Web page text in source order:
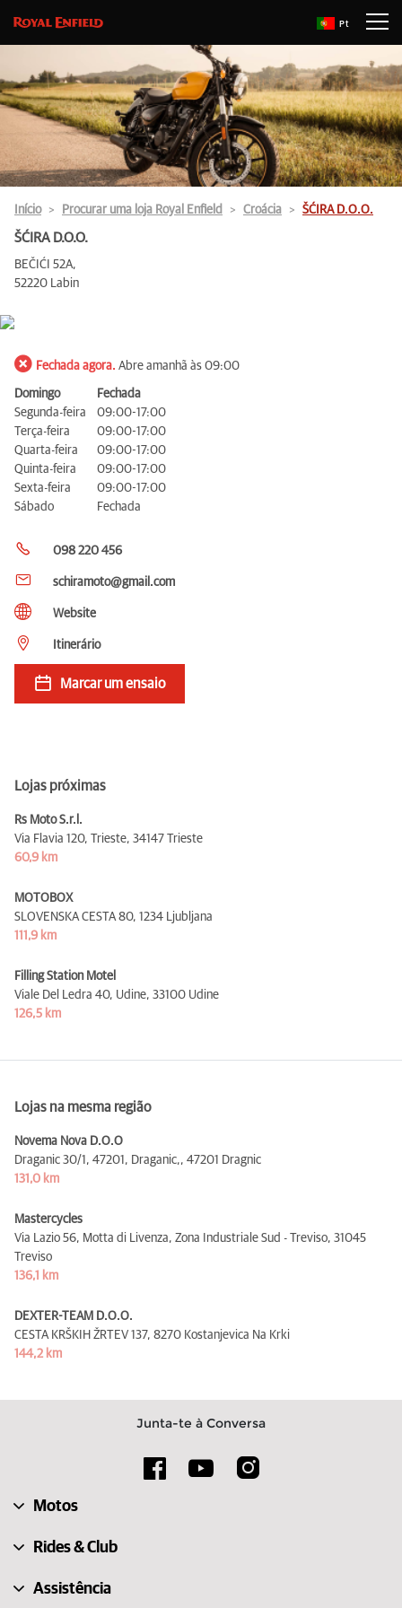
Pt
Início Procurar uma loja Royal Enfield Croácia ŠĆIRA D.O.O.
ŠĆIRA D.O.O.
BEČIĆI 52A,
52220 Labin
Fechada agora. Abre amanhã às 09:00
Domingo
Fechada
Segunda-feira
09:00-17:00
Terça-feira
09:00-17:00
Quarta-feira
09:00-17:00
Quinta-feira
09:00-17:00
Sexta-feira
09:00-17:00
Sábado
Fechada
098 220 456
schiramoto@gmail.com
Website
Itinerário
Marcar um ensaio
Lojas próximas
Rs Moto S.r.l.
Via Flavia 120, Trieste, 34147 Trieste
60,9 km
MOTOBOX
SLOVENSKA CESTA 80, 1234 Ljubljana
111,9 km
Filling Station Motel
Viale Del Ledra 40, Udine, 33100 Udine
126,5 km
Lojas na mesma região
Novema Nova D.O.O
Draganic 30/1, 47201, Draganic,, 47201 Dragnic
131,0 km
Mastercycles
Via Lazio 56, Motta di Livenza, Zona Industriale Sud - Treviso, 31045
Treviso
136,1 km
DEXTER-TEAM D.O.O.
CESTA KRŠKIH ŽRTEV 137, 8270 Kostanjevica Na Krki
144,2 km
Junta-te à Conversa
Motos
Rides & Club
Assistência